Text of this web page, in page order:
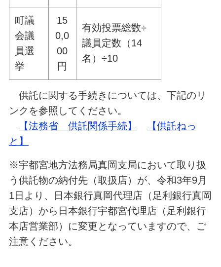
町議
会議
員選
挙
15
0,0
00
円
有効投票総数÷
議員定数（14
名）÷10
供託に関する手続きについては、下記のリ
ンクを参照してください。
【法務省 供託関係手続】
【供託ねっ
と】
※宇都宮地方法務局真岡支局において取り扱
う供託物の納付先（取扱店）が、令和3年9月
1日より、日本銀行真岡代理店（足利銀行真岡
支店）から日本銀行宇都宮代理店（足利銀行
本店営業部）に変更となっていますので、ご
注意ください。